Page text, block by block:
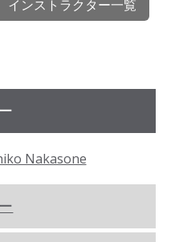
インストラクター一覧
Nakasone